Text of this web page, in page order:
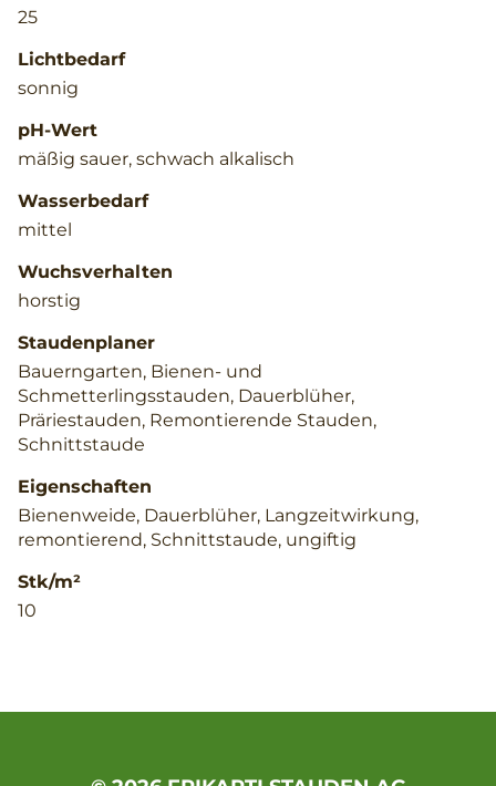
25
Lichtbedarf
sonnig
pH-Wert
mäßig sauer, schwach alkalisch
Wasserbedarf
mittel
Wuchsverhalten
horstig
Staudenplaner
Bauerngarten, Bienen- und
Schmetterlingsstauden, Dauerblüher,
Präriestauden, Remontierende Stauden,
Schnittstaude
Eigenschaften
Bienenweide, Dauerblüher, Langzeitwirkung,
remontierend, Schnittstaude, ungiftig
Stk/m²
10